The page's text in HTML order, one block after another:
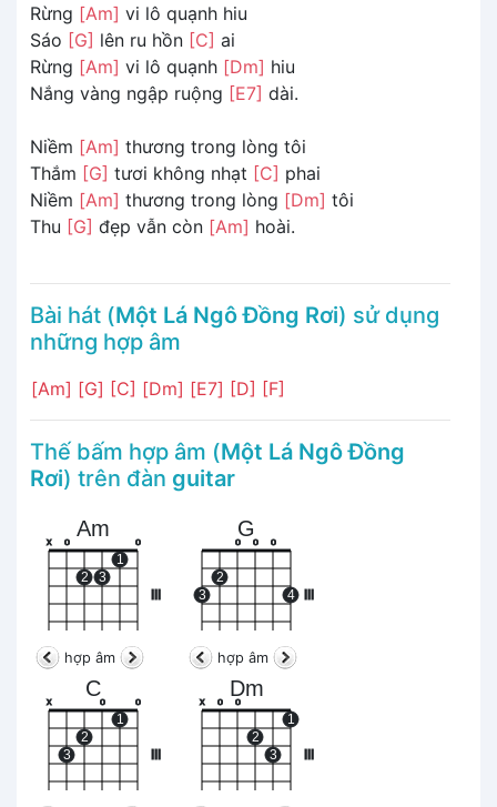
Rừng [Am] vi lô quạnh hiu
Sáo [G] lên ru hồn [C] ai
Rừng [Am] vi lô quạnh [Dm] hiu
Nắng vàng ngập ruộng [E7] dài.
Niềm [Am] thương trong lòng tôi
Thắm [G] tươi không nhạt [C] phai
Niềm [Am] thương trong lòng [Dm] tôi
Thu [G] đẹp vẫn còn [Am] hoài.
Bài hát (Một Lá Ngô Đồng Rơi) sử dụng
những hợp âm
[Am] [G] [C] [Dm] [E7] [D] [F]
Thế bấm hợp âm (Một Lá Ngô Đồng
Rơi) trên đàn guitar
Am
x o
2 3
1
o
hợp âm
G
3
2
o o o
4
hợp âm
C
III
x
3
2
o
1
o
Dm
x o o
2
3
1